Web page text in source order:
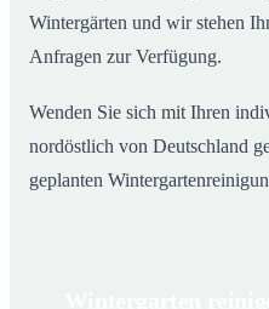
Wintergärten und wir stehen
Anfragen zur Verfügung.
Wenden Sie sich mit Ihren
nordöstlich von Deutschland
geplanten